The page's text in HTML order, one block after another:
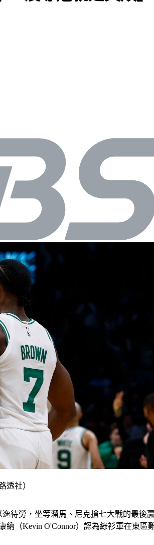
透社）
待勞，坐等溜馬、尼克搶七大戰的最
（Kevin O'Connor）認為綠衫軍在東區